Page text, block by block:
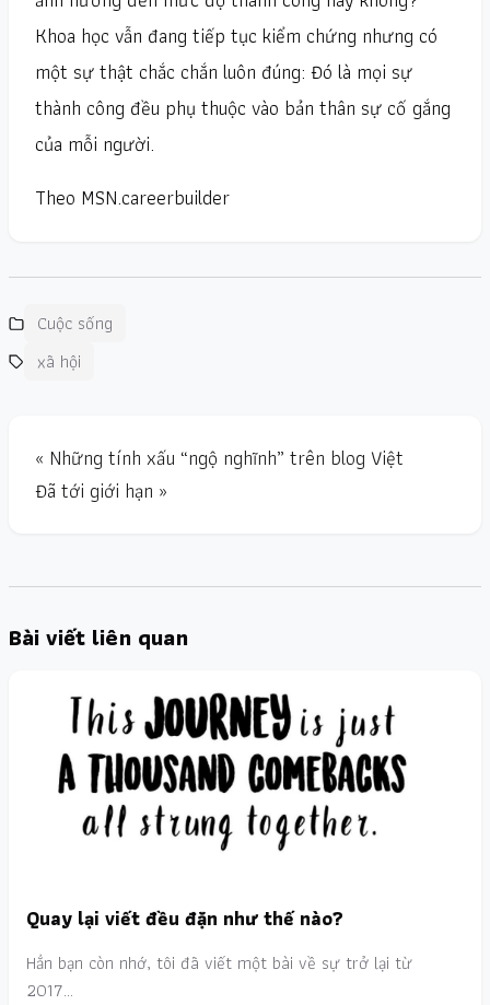
Khoa học vẫn đang tiếp tục kiểm chứng nhưng có
một sự thật chắc chắn luôn đúng: Đó là mọi sự
thành công đều phụ thuộc vào bản thân sự cố gắng
của mỗi người.
Theo MSN.careerbuilder
Cuộc sống
xã hội
« Những tính xấu “ngộ nghĩnh” trên blog Việt
Đã tới giới hạn »
Bài viết liên quan
Quay lại viết đều đặn như thế nào?
Hẳn bạn còn nhớ, tôi đã viết một bài về sự trở lại từ
2017…